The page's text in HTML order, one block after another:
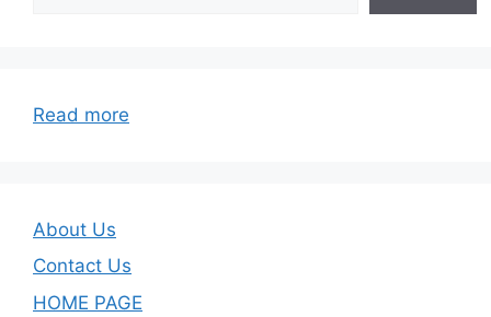
Read more
की
व्याप्ति
About Us
Contact Us
HOME PAGE